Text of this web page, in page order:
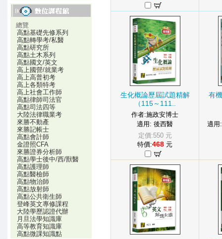
總覽
高點基礎先修系列
高點轉學考/私醫
高點研究所
高點土木系列
高點國文/英文
高上國營/就業考
高上高普初考
高上各類特考
高上社會工作師
高點律師司法官
高點司法四等
大陸法律職業考
來勝不動產
來勝記帳士
高點會計師
金證照CFA
來勝證券分析師
高點學士後中/西/獸醫
高點護理師
高點醫檢師
高點物治師
高點放射師
高點公共衛生師
登峰英文專修課程
大陸學歷認證代辦
月旦法學知識庫
高等教育知識庫
高點微課知識點
生化概論歷屆試題精解
（115～111..
作者:施政安博士
適用: 後西醫
定價:550 元
特價:468 元
有
適用